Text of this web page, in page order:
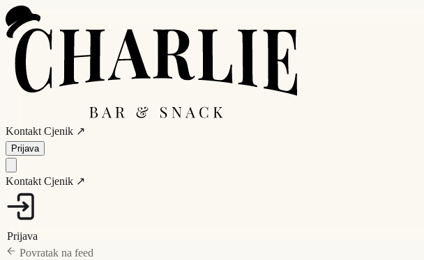
Kontakt Cjenik ↗
Prijava
Kontakt Cjenik ↗
Prijava
Povratak na feed